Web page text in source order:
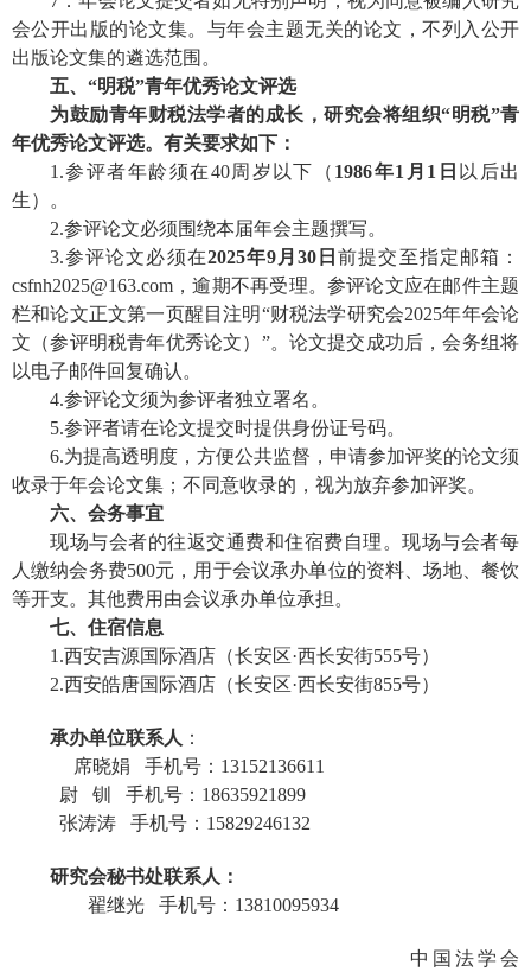
会公开出版的论文集。与年会主题无关的论文，不列入公开
出版论文集的遴选范围。
五、“明税”青年优秀论文评选
为鼓励青年财税法学者的成长，研究会将组织“明税”青
年优秀论文评选。有关要求如下：
1.参评者年龄须在40周岁以下（ 1986年1月1日 以后出
生）。
2.参评论文必须围绕本届年会主题撰写。
3.参评论文必须在2025年9月30日前提交至指定邮箱：
csfnh2025@163.com，逾期不再受理。参评论文应在邮件主题
栏和论文正文第一页醒目注明“财税法学研究会2025年年会论
文（参评明税青年优秀论文）”。论文提交成功后，会务组将
以电子邮件回复确认。
4.参评论文须为参评者独立署名。
5.参评者请在论文提交时提供身份证号码。
6.为提高透明度，方便公共监督，申请参加评奖的论文须
收录于年会论文集；不同意收录的，视为放弃参加评奖。
六、会务事宜
现场与会者的往返交通费和住宿费自理。现场与会者每
人缴纳会务费500元，用于会议承办单位的资料、场地、餐饮
等开支。其他费用由会议承办单位承担。
七、住宿信息
1.西安吉源国际酒店 （长安区·西长安街555号）
2.西安皓唐国际酒店（长安区·西长安街855号）
承办单位联系人 ：
席晓娟
手机号： 13152136611
尉
钏 手机号： 18635921899
张涛涛
手机号： 15829246132
研究会秘书处联系人：
翟继光
手机号： 13810095934
中国法学会